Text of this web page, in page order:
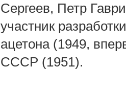
Сергеев, Петр
участник
ацетона (1949,
СССР (1951).